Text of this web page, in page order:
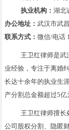
执业机构：湖北
办公地址：武汉市武
联系方式：微信/电话
王卫红律师是武
业经验，专注于离婚
长达十余年的执业生
产分割总金额超过5亿
王卫红律师擅长
公司股权分割、隐匿